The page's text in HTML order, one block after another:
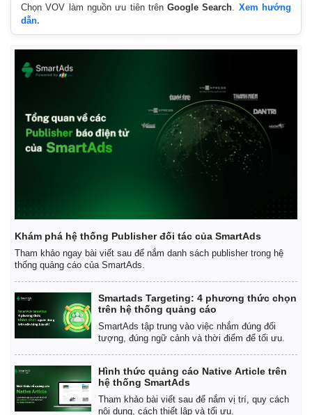
Vụ án
Tư vấn luật
Phân tích
Chọn VOV làm nguồn ưu tiên trênGoogle Search. Xem hướng
dẫn.
Khám phá hệ thống Publisher đối tác của SmartAds
Tham khảo ngay bài viết sau để nắm danh sách publisher trong hệ
thống quảng cáo của SmartAds.
Smartads Targeting: 4 phương thức chọn
trên hệ thống quảng cáo
SmartAds tập trung vào việc nhắm đúng đối
tượng, đúng ngữ cảnh và thời điểm để tối ưu.
Hình thức quảng cáo Native Article trên
hệ thống SmartAds
Tham khảo bài viết sau để nắm vị trí, quy cách
nội dung, cách thiết lập và tối ưu.